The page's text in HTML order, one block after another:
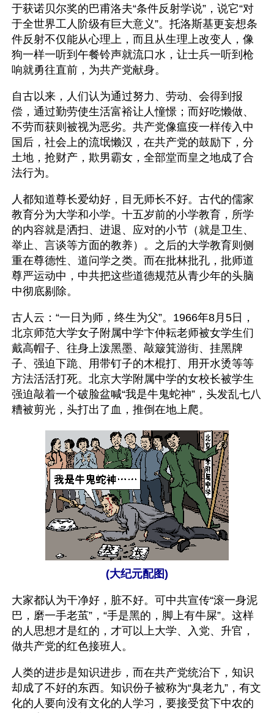
于获诺贝尔奖的巴甫洛夫“条件反射学说”，说它“对
于全世界工人阶级有巨大意义”。托洛斯基更妄想条
件反射不仅能从心理上，而且从生理上改变人，像
狗一样一听到午餐铃声就流口水，让士兵一听到枪
响就勇往直前，为共产党献身。
自古以来，人们认为通过努力、劳动、会得到报
偿，通过勤劳使生活富裕让人憧憬；而好吃懒做、
不劳而获则被视为恶劣。共产党像瘟疫一样传入中
国后，社会上的流氓懒汉，在共产党的鼓励下，分
土地，抢财产，欺男霸女，全部堂而皇之地成了合
法行为。
人都知道尊长爱幼好，目无师长不好。古代的儒家
教育分为大学和小学。十五岁前的小学教育，所学
的内容就是洒扫、进退、应对的小节（就是卫生、
举止、言谈等方面的教养）。之后的大学教育则侧
重在尊德性、道问学之类。而在批林批孔，批师道
尊严运动中，中共把这些道德规范从青少年的头脑
中彻底剔除。
古人云：“一日为师，终生为父”。1966年8月5日，
北京师范大学女子附属中学卞仲耘老师被女学生们
戴高帽子、往身上泼黑墨、敲簸箕游街、挂黑牌
子、强迫下跪、用带钉子的木棍打、用开水烫等等
方法活活打死。北京大学附属中学的女校长被学生
强迫敲着一个破脸盆喊“我是牛鬼蛇神”，头发乱七八
糟被剪光，头打出了血，推倒在地上爬。
(大纪元配图)
大家都认为干净好，脏不好。可中共宣传“滚一身泥
巴，磨一手老茧”，“手是黑的，脚上有牛屎”。这样
的人思想才是红的，才可以上大学、入党、升官，
做共产党的红色接班人。
人类的进步是知识进步，而在共产党统治下，知识
却成了不好的东西。知识份子被称为“臭老九”，有文
化的人要向没有文化的人学习，要接受贫下中农的